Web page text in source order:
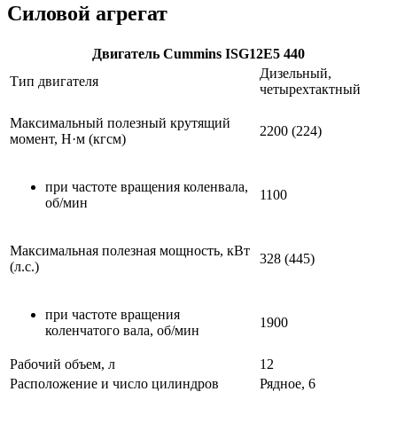
Силовой агрегат
Двигатель Cummins ISG12E5 440
Тип двигателя
Дизельный,
четырехтактный
Максимальный полезный крутящий
момент, Н·м (кгсм)
2200 (224)
при частоте вращения коленвала,
об/мин
1100
Максимальная полезная мощность, кВт
(л.с.)
328 (445)
при частоте вращения
коленчатого вала, об/мин
1900
Рабочий объем, л
12
Расположение и число цилиндров
Рядное, 6